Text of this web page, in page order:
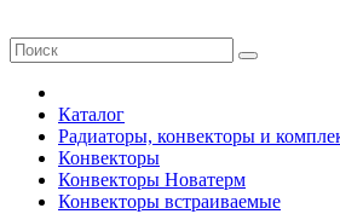
Каталог
Радиаторы, конвекторы и
Конвекторы
Конвекторы Новатерм
Конвекторы встраиваемые